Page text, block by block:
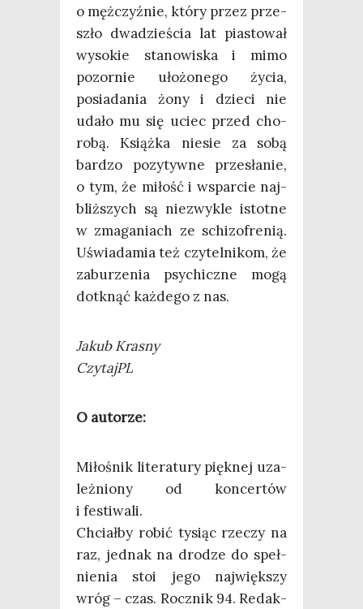
o męż­czyź­nie, któ­ry przez prze­
szło dwa­dzie­ścia lat pia­sto­wał
wyso­kie sta­no­wi­ska i mimo
pozor­nie uło­żo­ne­go życia,
posia­da­nia żony i dzie­ci nie
uda­ło mu się uciec przed cho­
ro­bą. Książ­ka nie­sie za sobą
bar­dzo pozy­tyw­ne prze­sła­nie,
o tym, że miłość i wspar­cie naj­
bliż­szych są nie­zwy­kle istot­ne
w zma­ga­niach ze schi­zo­fre­nią.
Uświa­da­mia też czy­tel­ni­kom, że
zabu­rze­nia psy­chicz­ne mogą
dotknąć każ­de­go z nas.
Jakub Kra­sny
Czy­tajPL
O auto­rze:
Miło­śnik lite­ra­tu­ry pięk­nej uza­
leż­nio­ny od kon­cer­tów
i festiwali.
Chciał­by robić tysiąc rze­czy na
raz, jed­nak na dro­dze do speł­
nie­nia stoi jego naj­więk­szy
wróg – czas. Rocz­nik 94. Redak­